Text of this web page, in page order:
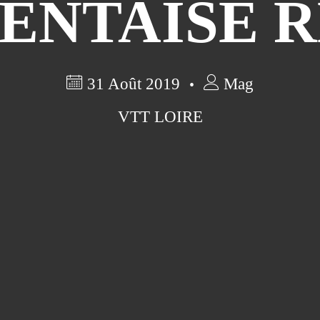
31 Août 2019
Mag
VTT LOIRE